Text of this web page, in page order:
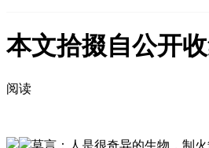
本文拾掇自公开
阅读
莫言：人是很奇异的生物，制